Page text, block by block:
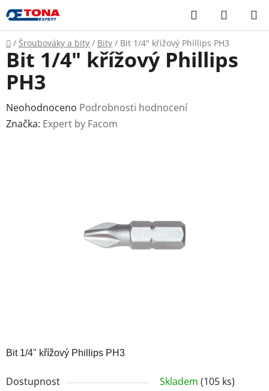
Přejít
na
obsah
Hledat
KOŠÍK
Domů
/ Šroubováky a bity / Bity / Bit 1/4" křížový Phillips PH3
Bit 1/4" křížový Phillips PH3
Dostupnost Skladem (105 ks)
Bit 1/4" křížový Phillips
PH3
Průměrné
hodnocení
Neohodnoceno Podrobnosti hodnocení
Značka: Expert by Facom